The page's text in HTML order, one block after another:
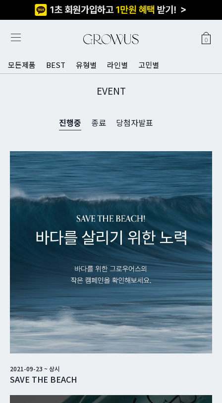
0
모든제품 BEST 유형별 라인별 고민별
EVENT
진행중 종료 당첨자발표
2021-09-23 ~ 상시
SAVE THE BEACH